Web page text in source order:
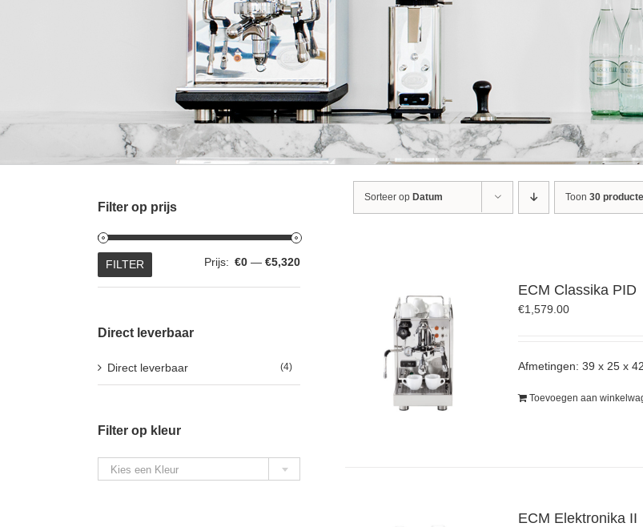
Sorteer op Datum Toon 30
ECM Classika PID
€1,579.00
Afmetingen: 39 x 25 x
Toevoegen aan
ECM Elektronika II
Filter op prijs
Min.
Max.
FILTER Prijs: €0 — €5,320
Direct leverbaar
Direct leverbaar (4)
Filter op kleur

Kies een Kleur